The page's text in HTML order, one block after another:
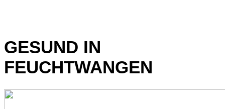
GESUND IN
FEUCHTWANGEN